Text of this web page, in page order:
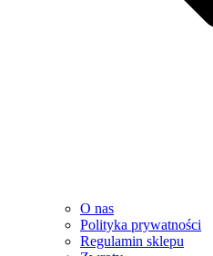
O nas
Polityka prywatności
Regulamin sklepu